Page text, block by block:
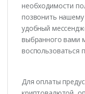
необходимости
позвонить
удобный
выбранного вами
воспользоваться
Для оплаты